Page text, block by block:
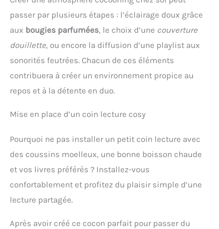
passer par plusieurs étapes : l’éclairage doux grâce
aux bougies parfumées, le choix d’une couverture
douillette, ou encore la diffusion d’une playlist aux
sonorités feutrées. Chacun de ces éléments
contribuera à créer un environnement propice au
repos et à la détente en duo.
Mise en place d’un coin lecture cosy
Pourquoi ne pas installer un petit coin lecture avec
des coussins moelleux, une bonne boisson chaude
et vos livres préférés ? Installez-vous
confortablement et profitez du plaisir simple d’une
lecture partagée.
Après avoir créé ce cocon parfait pour passer du